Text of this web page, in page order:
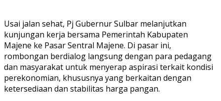
Usai jalan sehat, Pj Gubernur Sulbar melanjutkan
kunjungan kerja bersama Pemerintah Kabupaten
Majene ke Pasar Sentral Majene. Di pasar ini,
rombongan berdialog langsung dengan para pedagang
dan masyarakat untuk menyerap aspirasi terkait kondisi
perekonomian, khususnya yang berkaitan dengan
ketersediaan dan stabilitas harga pangan.